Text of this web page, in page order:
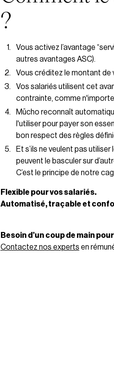
?
Vous activez l’avantage
autres avantages ASC).
Vous créditez le montant de
Vos salariés utilisent cet
contrainte, comme
Mūcho reconnaît
l'utiliser pour payer son
bon respect des règles
Et s’ils ne veulent pas
peuvent le basculer sur
C’est le principe de notre
Flexible pour vos salariés.
Automatisé, traçable et
Besoin d’un coup de main
Contactez nos experts en